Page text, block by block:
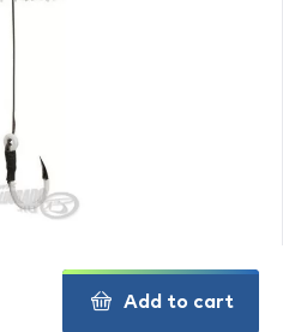
Add to cart